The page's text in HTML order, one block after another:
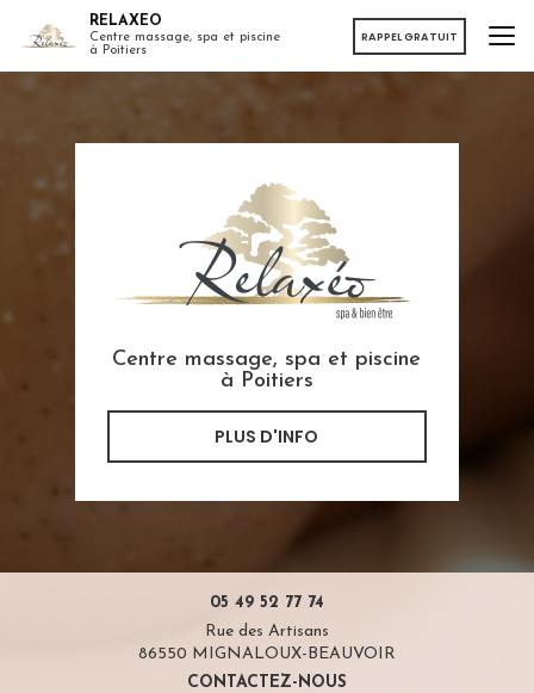
RELAXEO
Centre massage, spa et piscine
à Poitiers
RAPPEL GRATUIT
Centre massage, spa et piscine
à Poitiers
PLUS D'INFO
05 49 52 77 74
Rue des Artisans
86550 MIGNALOUX-BEAUVOIR
CONTACTEZ-NOUS